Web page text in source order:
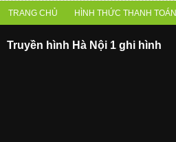
TRANG CHỦ HÌNH THỨC THANH TOÁN
Truyền hình Hà Nội 1 ghi hình